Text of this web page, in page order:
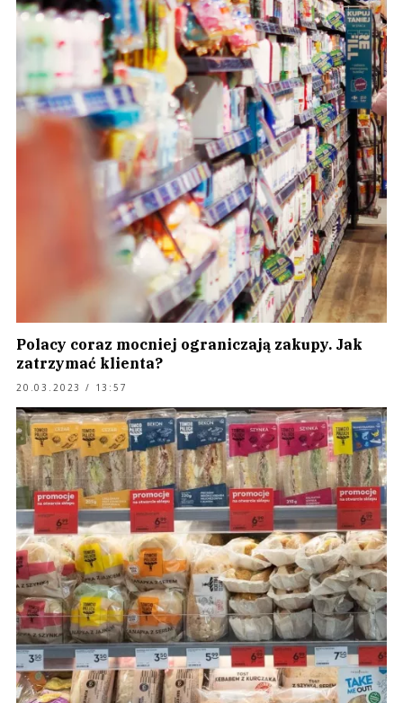
Polacy coraz mocniej ograniczają zakupy. Jak
zatrzymać klienta?
20.03.2023 / 13:57